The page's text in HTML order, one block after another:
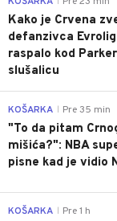
Kako je Crvena
defanzivca
raspalo kod
slušalicu
KOŠARKA Pre 35 min
"To da pitam
mišića?": NBA
pisne kad je vidio
KOŠARKA Pre 1 h